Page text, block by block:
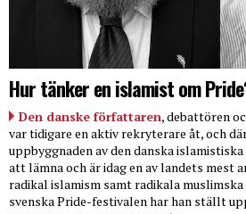
Hur tänker en islamist om
Den danske författaren, debattören
var tidigare en aktiv rekryterare åt, och
uppbyggnaden av den danska
att lämna och är idag en av landets mest
radikal islamism samt radikala
svenska Pride-festivalen har han ställt